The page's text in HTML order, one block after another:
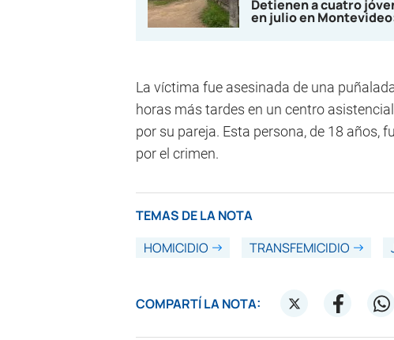
Detienen a cuatro
en julio en
La víctima fue asesinada de una
horas más tardes en un centro
por su pareja. Esta persona, de 18 años,
por el crimen.
TEMAS DE LA NOTA
HOMICIDIO
TRANSFEMICIDIO
COMPARTÍ LA NOTA: